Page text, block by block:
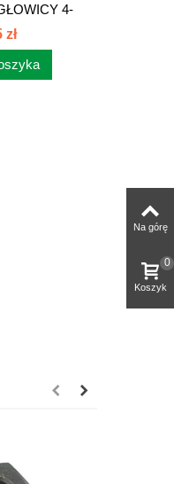
4-
zł
Na górę
Koszyk
0